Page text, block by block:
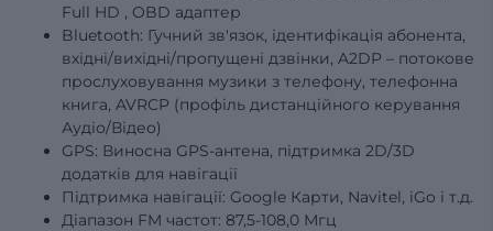
Full HD , OBD адаптер
Bluetooth: Гучний зв'язок, ідентифікація абонента,
вхідні/вихідні/пропущені дзвінки, A2DP – потокове
прослуховування музики з телефону, телефонна
книга, AVRCP (профіль дистанційного керування
Аудіо/Відео)
GPS: Виносна GPS-антена, підтримка 2D/3D
додатків для навігації
Підтримка навігації: Google Карти, Navitel, iGo і т.д.
Діапазон FM частот: 87,5-108,0 Мгц